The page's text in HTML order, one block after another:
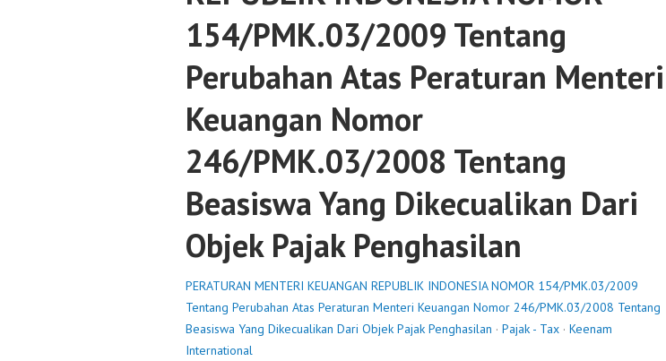
154/PMK.03/2009 Tentang
Perubahan Atas Peraturan Menteri
Keuangan Nomor
246/PMK.03/2008 Tentang
Beasiswa Yang Dikecualikan Dari
Objek Pajak Penghasilan
PERATURAN MENTERI KEUANGAN REPUBLIK INDONESIA NOMOR 154/PMK.03/2009
Tentang Perubahan Atas Peraturan Menteri Keuangan Nomor 246/PMK.03/2008 Tentang
Beasiswa Yang Dikecualikan Dari Objek Pajak Penghasilan · Pajak - Tax · Keenam
International